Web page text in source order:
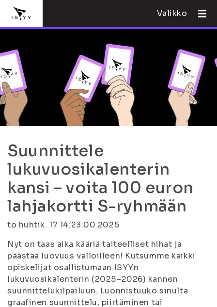
Valikko
Suunnittele
lukuvuosikalenterin
kansi – voita 100 euron
lahjakortti S-ryhmään
to huhtik. 17 14:23:00 2025
Nyt on taas aika kääriä taiteelliset hihat ja
päästää luovuus valloilleen! Kutsumme kaikki
opiskelijat osallistumaan ISYYn
lukuvuosikalenterin (2025–2026) kannen
suunnittelukilpailuun. Luonnistuuko sinulta
graafinen suunnittelu, piirtäminen tai